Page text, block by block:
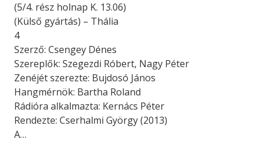
(5/4. rész holnap K. 13.06)
(Külső gyártás) – Thália
4
Szerző: Csengey Dénes
Szereplők: Szegezdi Róbert, Nagy Péter
Zenéjét szerezte: Bujdosó János
Hangmérnök: Bartha Roland
Rádióra alkalmazta: Kernács Péter
Rendezte: Cserhalmi György (2013)
A…